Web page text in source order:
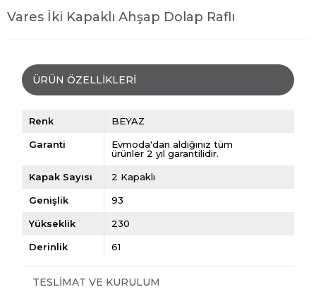
Vares İki Kapaklı Ahşap Dolap Raflı
ÜRÜN ÖZELLIKLERI
Renk BEYAZ
Garanti
Evmoda'dan aldığınız tüm
ürünler 2 yıl garantilidir.
Kapak Sayısı 2 Kapaklı
Genişlik 93
Yükseklik 230
Derinlik 61
TESLIMAT VE KURULUM